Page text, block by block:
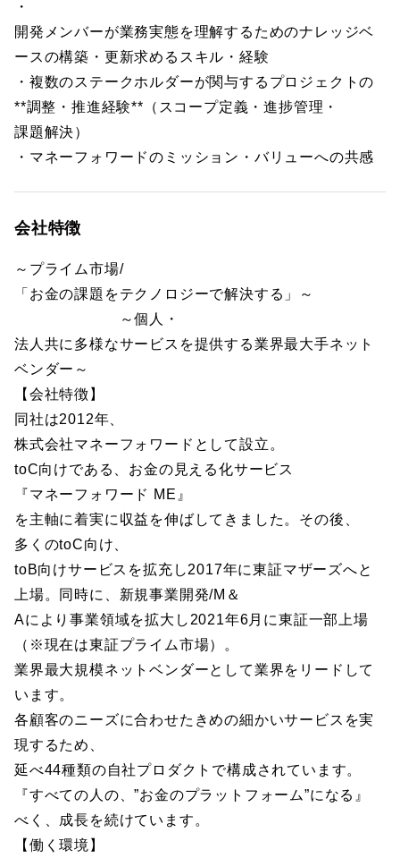
・
開発メンバーが業務実態を理解するためのナレッジベ
ースの構築・更新求めるスキル・経験
・複数のステークホルダーが関与するプロジェクトの
**調整・推進経験**（スコープ定義・進捗管理・
課題解決）
・マネーフォワードのミッション・バリューへの共感
会社特徴
～プライム市場/
「お金の課題をテクノロジーで解決する」～
～個人・
法人共に多様なサービスを提供する業界最大手ネット
ベンダー～
【会社特徴】
同社は2012年、
株式会社マネーフォワードとして設立。
toC向けである、お金の見える化サービス
『マネーフォワード ME』
を主軸に着実に収益を伸ばしてきました。その後、
多くのtoC向け、
toB向けサービスを拡充し2017年に東証マザーズへと
上場。同時に、新規事業開発/M＆
Aにより事業領域を拡大し2021年6月に東証一部上場
（※現在は東証プライム市場）。
業界最大規模ネットベンダーとして業界をリードして
います。
各顧客のニーズに合わせたきめの細かいサービスを実
現するため、
延べ44種類の自社プロダクトで構成されています。
『すべての人の、”お金のプラットフォーム”になる』
べく、成長を続けています。
【働く環境】